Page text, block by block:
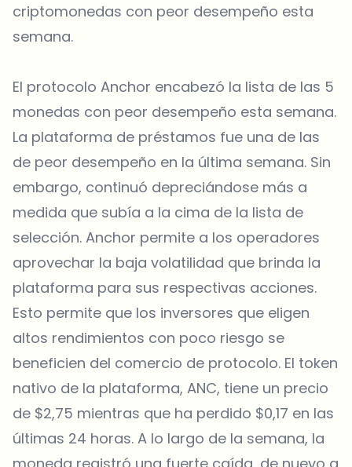
criptomonedas con peor desempeño esta
semana.
El protocolo Anchor encabezó la lista de las 5
monedas con peor desempeño esta semana.
La plataforma de préstamos fue una de las
de peor desempeño en la última semana. Sin
embargo, continuó depreciándose más a
medida que subía a la cima de la lista de
selección. Anchor permite a los operadores
aprovechar la baja volatilidad que brinda la
plataforma para sus respectivas acciones.
Esto permite que los inversores que eligen
altos rendimientos con poco riesgo se
beneficien del comercio de protocolo. El token
nativo de la plataforma, ANC, tiene un precio
de $2,75 mientras que ha perdido $0,17 en las
últimas 24 horas. A lo largo de la semana, la